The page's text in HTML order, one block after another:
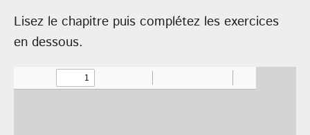
Lisez le chapitre puis complétez les exercices
en dessous.